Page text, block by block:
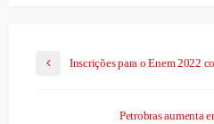
Inscrições para o Enem 2022
Petrobras aumenta